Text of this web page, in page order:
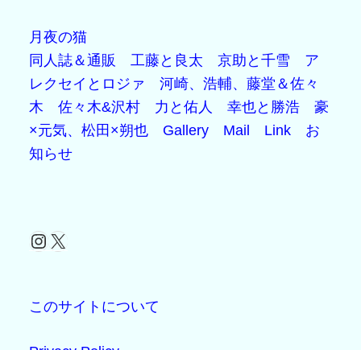
月夜の猫
同人誌＆通販
工藤と良太 京助と千雪
ア
レクセイとロジァ
河崎、浩輔、藤堂＆佐々
木
佐々木&沢村 力と佑人 幸也と勝浩
豪
×元気、松田×朔也
Gallery Mail Link
お
知らせ
Instagram
X
このサイトについて